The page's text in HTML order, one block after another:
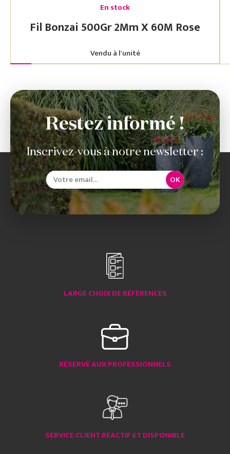
En stock
Fil Bonzai 500Gr 2Mm X 60M Rose
Vendu à l'unité
Restez informé !
Inscrivez-vous à notre newsletter :
OK
LARGE CHOIX DE RÉFÉRENCES
RÉSERVÉ AUX PROFESSIONNELS
SERVICE CLIENT RÉACTIF ET DISPONIBLE